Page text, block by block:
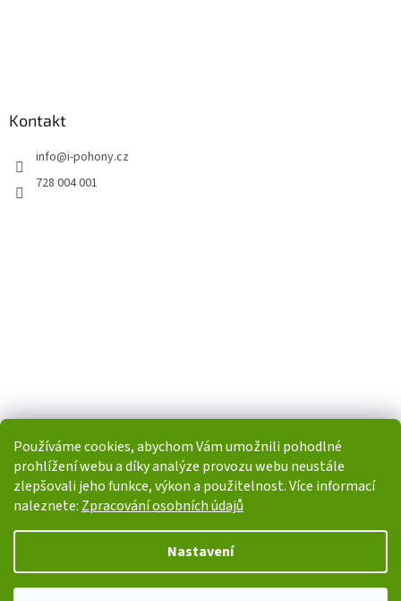
Používáme cookies, abychom Vám umožnili pohodlné
prohlížení webu a díky analýze provozu webu neustále
zlepšovali jeho funkce, výkon a použitelnost. Více informací
naleznete: Zpracování osobních údajů
Nastavení
Kontakt
info@i-pohony.cz
728 004 001
Copyright 2026i-POHONY.cz. Všechna práva vyhrazena.Upravit